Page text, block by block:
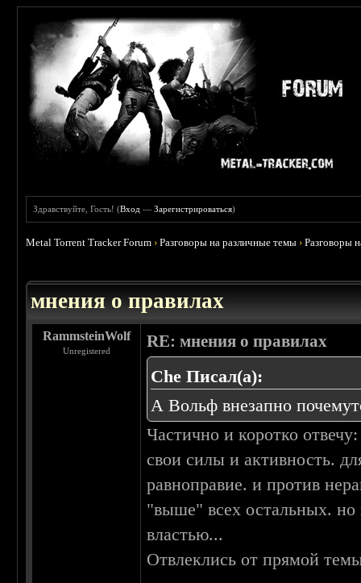
Здравствуйте, Гость! (Вход —Зарегистрироваться)
Metal Torrent Tracker Forum ›Разговоры на различные темы ›Разговоры
мнения о правилах
RammsteinWolf
Unregistered
RE: мнения о правилах
Che Писал(а):
А Вольф внезапно
Частично и коротко
свои силы и активность.
равноправие. и против
"выше" всех остальных. но
властью...
Отвлеклись от прямой